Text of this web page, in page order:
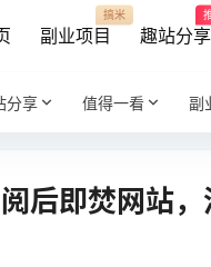
副业项目
搞米
趣站分享
分享 值得一看 副
后即焚网站，